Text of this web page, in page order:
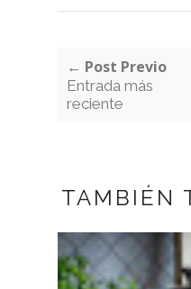
← Post Previo
Entrada más
reciente
TAMBIÉN